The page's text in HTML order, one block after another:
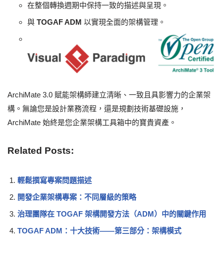
在整個轉換週期中保持一致的描述與呈現。
與 TOGAF ADM 以實現全面的架構管理。
ArchiMate 3.0 賦能架構師建立清晰、一致且具影響力的企業架
構。無論您是設計業務流程，還是規劃技術基礎設施，
ArchiMate 始終是您企業架構工具箱中的寶貴資產。
Related Posts:
輕鬆撰寫專案問題描述
開發企業架構專案：不同層級的策略
治理團隊在 TOGAF 架構開發方法（ADM）中的關鍵作用
TOGAF ADM：十大技術——第三部分：架構模式